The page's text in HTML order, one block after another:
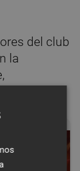
del club
la
entorno